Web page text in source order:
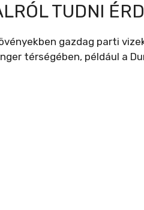
TUDNI
gazdag parti
térségében, például a